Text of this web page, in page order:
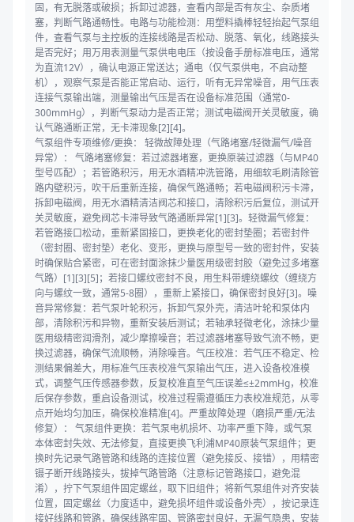
固，有无脱落或破损；拆卸过滤器，查看内部是否有灰尘、杂质堵
塞，判断气路通畅性。电路与功能检测：用塑料撬棒轻轻抬起气泵组
件，查看气泵与主控板的连接线路是否松动、脱落、氧化，线路接头
是否完好；用万用表测量气泵供电电压（按设备手册标准电压，通常
为直流12V），确认电源正常送达；通电（仅气泵供电，不启动整
机），观察气泵是否能正常启动、运行，听有无异常噪音，用气压表
连接气泵输出端，测量输出气压是否在设备标准范围（通常0-
300mmHg），判断气泵动力是否正常；测试电磁阀开关灵敏度，确
认气路通断正常，无卡滞现象[2][4]。
气泵组件专项维修/更换： 轻微故障处理（气路堵塞/轻微漏气/噪音
异常）： 气路堵塞修复：若过滤器堵塞，更换原装过滤器（与MP40
型号匹配）；若管路积污，用无水酒精冲洗管路，用细软毛刷清除管
路内壁积污，吹干后重新连接，确保气路通畅；若电磁阀积污卡滞，
拆卸电磁阀，用无水酒精清洁阀芯和接口，清除积污后复位，测试开
关灵敏度，避免阀芯卡滞导致气路通断异常[1][3]。轻微漏气修复：
若管路接口松动，重新紧固接口，更换老化的密封垫圈；若密封件
（密封圈、密封垫）老化、变形，更换与原型号一致的密封件，安装
时确保贴合紧密，可在密封面涂抹少量医用级密封胶（避免过多堵塞
气路）[1][3][5]；若接口螺纹密封不良，用生料带缠绕螺纹（缠绕方
向与螺纹一致，通常5-8圈），重新上紧接口，确保密封良好[3]。噪
音异常修复：若气泵叶轮积污，拆卸气泵外壳，清洁叶轮和泵体内
部，清除积污和异物，重新安装后测试；若轴承轻微老化，涂抹少量
医用级精密润滑剂，减少摩擦噪音；若过滤器堵塞导致气流不畅，更
换过滤器，确保气流顺畅，消除噪音。气压校准：若气压不稳定、检
测结果偏差大，用标准气压表校准气泵输出气压，进入设备校准模
式，调整气压传感器参数，反复校准直至气压误差≤±2mmHg，校准
后保存参数，重启设备测试，校准过程需遵循压力表校准规范，从零
点开始均匀加压，确保校准精准[4]。严重故障处理（磨损严重/无法
修复）： 气泵组件更换：若气泵电机损坏、功率严重下降，或气泵
本体密封失效、无法修复，直接更换飞利浦MP40原装气泵组件；更
换时先记录气路管路和线路的连接位置（避免接反、接错），用精密
镊子断开线路接头，拔掉气路管路（注意标记管路接口，避免混
淆），拧下气泵组件固定螺丝，取下旧组件；将新气泵组件对齐安装
位置，固定螺丝（力度适中，避免损坏组件或设备外壳），按记录连
接好线路和管路，确保线路牢固、管路密封良好，无漏气隐患，安装